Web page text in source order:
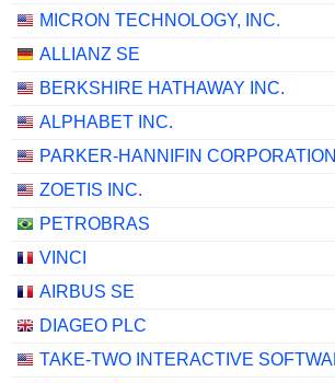
MICRON TECHNOLOGY, INC.
ALLIANZ SE
BERKSHIRE HATHAWAY INC.
ALPHABET INC.
PARKER-HANNIFIN CORPORATION
ZOETIS INC.
PETROBRAS
VINCI
AIRBUS SE
DIAGEO PLC